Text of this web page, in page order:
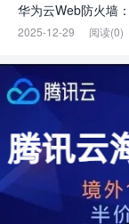
华为云Web防火墙
2025-12-29 阅读(0)